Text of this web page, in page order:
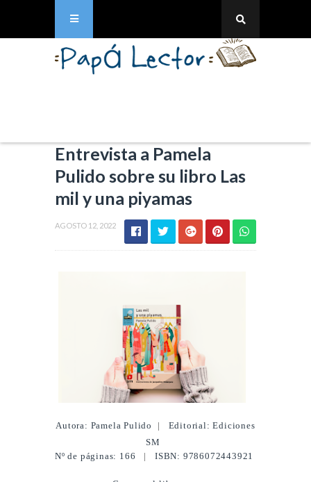
Entrevista a Pamela
Pulido sobre su libro Las
mil y una piyamas
AGOSTO 12, 2022
Autora: Pamela Pulido | Editorial: Ediciones
SM
Nº de páginas: 166
| ISBN: 9786072443921